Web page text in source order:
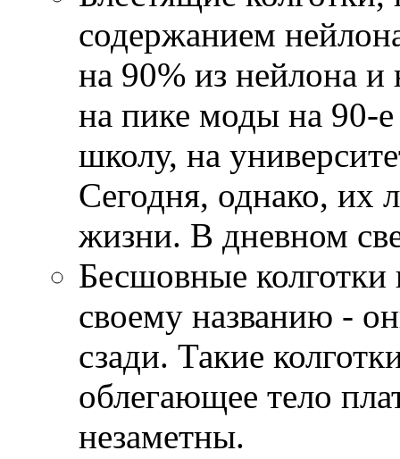
содержанием
на 90% из нейлона
на пике моды на 90-е
школу, на
Сегодня, однако, их
жизни. В дневном
Бесшовные колготки
своему названию -
сзади. Такие
облегающее тело
незаметны.